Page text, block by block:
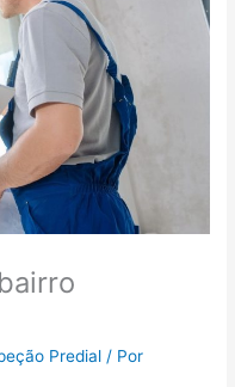
Predial / Por